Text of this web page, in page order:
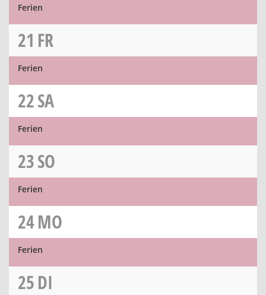
Ferien
21 FR
Ferien
22SA
Ferien
23SO
Ferien
24MO
Ferien
25DI